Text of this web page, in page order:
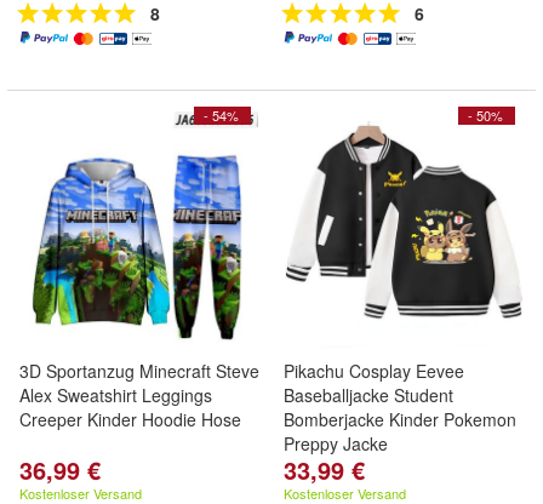
8 6
- 54%
3D Sportanzug Minecraft Steve
Alex Sweatshirt Leggings
Creeper Kinder Hoodie Hose
36,99 €
Kostenloser Versand
- 50%
Pikachu Cosplay Eevee
Baseballjacke Student
Bomberjacke Kinder Pokemon
Preppy Jacke
33,99 €
Kostenloser Versand